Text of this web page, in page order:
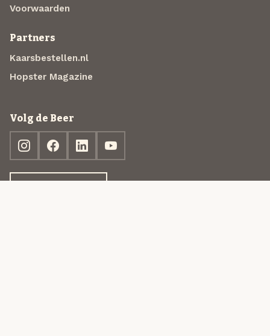
Voorwaarden
Partners
Kaarsbestellen.nl
Hopster Magazine
Volg de Beer